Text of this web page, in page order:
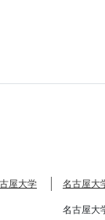
屋大学 名古屋大
名古屋大